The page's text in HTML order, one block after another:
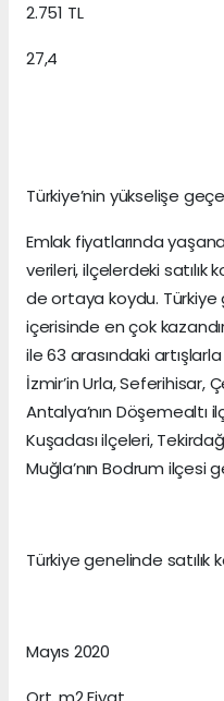
2.751 TL
27,4
Türkiye’nin yükselişe
Emlak fiyatlarında
verileri, ilçelerdeki satılık
de ortaya koydu. Türkiye
içerisinde en çok
ile 63 arasındaki
İzmir’in Urla, Seferihisar,
Antalya’nın Döşemealtı
Kuşadası ilçeleri,
Muğla’nın Bodrum ilçesi
Türkiye genelinde
Mayıs 2020